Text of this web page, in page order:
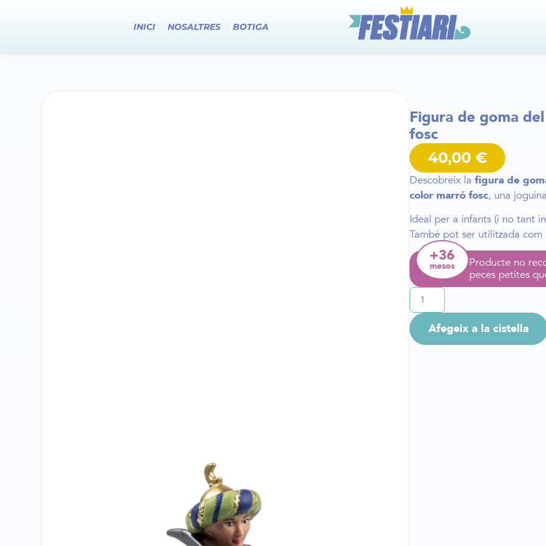
INICI NOSALTRES BOTIGA
Figura de goma
fosc
40,00 €
Descobreix la figura de
color marró fosc, una
Ideal per a infants (i no tant
També pot ser utilitzada
+36
mesos
Producte no
peces petites
Afegeix a la cistella